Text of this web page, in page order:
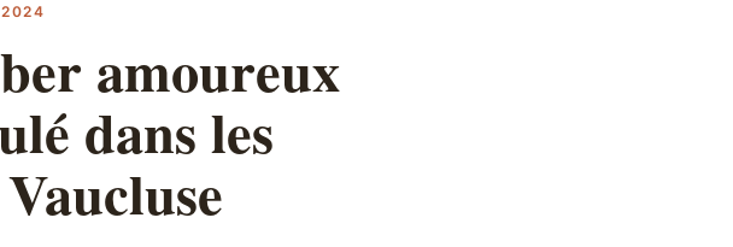
amoureux
dans les